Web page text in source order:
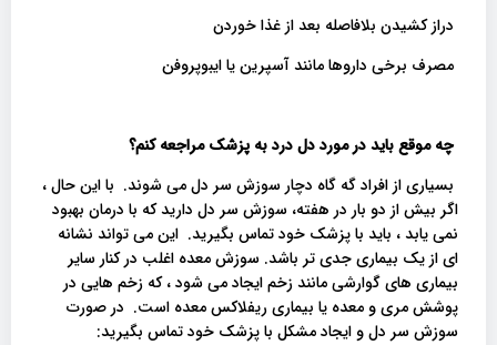
دراز کشیدن بلافاصله بعد از غذا خوردن
مصرف برخی داروها مانند آسپرین یا ایبوپروفن
چه موقع باید در مورد دل درد به پزشک مراجعه کنم؟
بسیاری از افراد گه گاه دچار سوزش سر دل می شوند. با این حال ،
اگر بیش از دو بار در هفته، سوزش سر دل دارید که با درمان بهبود
نمی یابد ، باید با پزشک خود تماس بگیرید. این می تواند نشانه
ای از یک بیماری جدی تر باشد. سوزش معده اغلب در کنار سایر
بیماری های گوارشی مانند زخم ایجاد می شود ، که زخم هایی در
پوشش مری و معده یا بیماری ریفلاکس معده است. در صورت
سوزش سر دل و ایجاد مشکل با پزشک خود تماس بگیرید: